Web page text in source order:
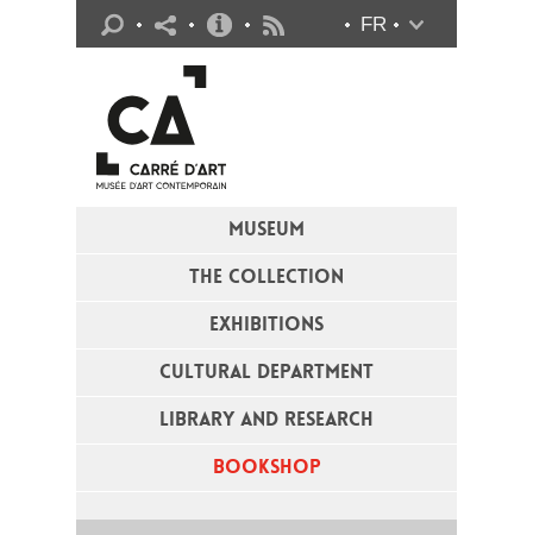
MUSEUM
THE COLLECTION
EXHIBITIONS
CULTURAL DEPARTMENT
LIBRARY AND RESEARCH
BOOKSHOP
FR
Practical info